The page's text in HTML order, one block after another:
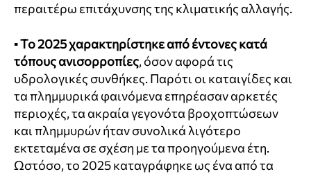
περαιτέρω επιτάχυνσης της κλιματικής αλλαγής.
▪Το 2025 χαρακτηρίστηκε από έντονες κατά
τόπους ανισορροπίες, όσον αφορά τις
υδρολογικές συνθήκες. Παρότι οι καταιγίδες και
τα πλημμυρικά φαινόμενα επηρέασαν αρκετές
περιοχές, τα ακραία γεγονότα βροχοπτώσεων
και πλημμυρών ήταν συνολικά λιγότερο
εκτεταμένα σε σχέση με τα προηγούμενα έτη.
Ωστόσο, το 2025 καταγράφηκε ως ένα από τα